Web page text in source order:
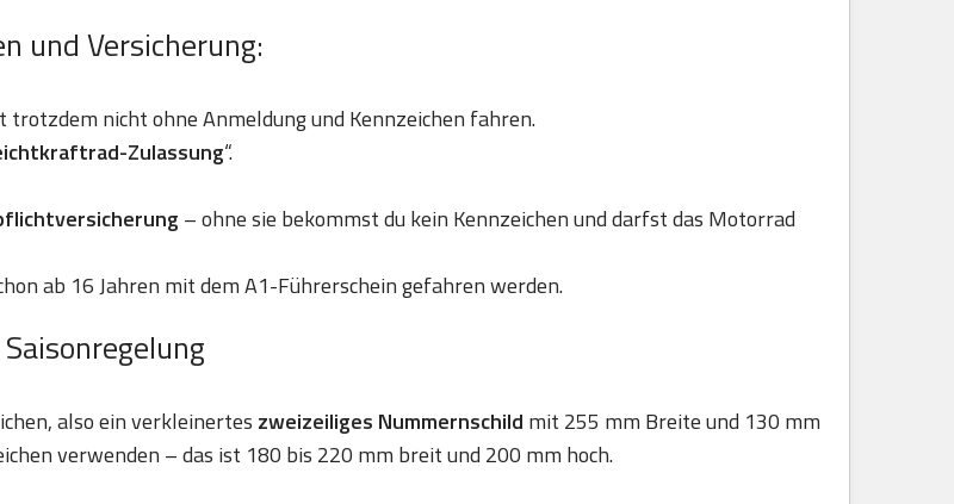
und Versicherung:
trotzdem nicht ohne Anmeldung und Kennzeichen fahren.
Zulassung“.
– ohne sie bekommst du kein Kennzeichen und darfst das Motorrad
ab 16 Jahren mit dem A1-Führerschein gefahren werden.
also ein verkleinertes zweizeiliges Nummernschild mit 255 mm Breite und 130 mm
verwenden – das ist 180 bis 220 mm breit und 200 mm hoch.